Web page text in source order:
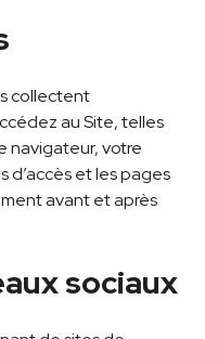
collectent
au Site, telles
navigateur, votre
d’accès et les pages
avant et après
sociaux